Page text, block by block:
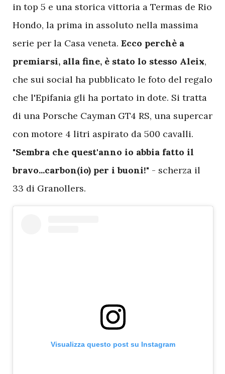
in top 5 e una storica vittoria a Termas de Rio
Hondo, la prima in assoluto nella massima
serie per la Casa veneta. Ecco perchè a
premiarsi, alla fine, è stato lo stesso Aleix,
che sui social ha pubblicato le foto del regalo
che l'Epifania gli ha portato in dote. Si tratta
di una Porsche Cayman GT4 RS, una supercar
con motore 4 litri aspirato da 500 cavalli.
"Sembra che quest'anno io abbia fatto il
bravo...carbon(io) per i buoni!" - scherza il
33 di Granollers.
Visualizza questo post su Instagram